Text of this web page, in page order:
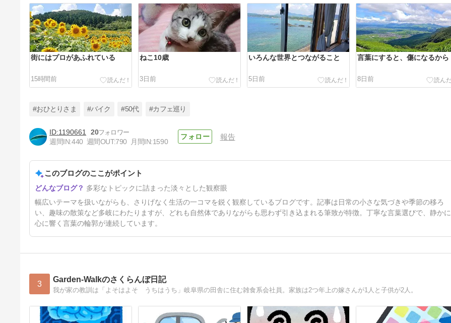
街にはプロがあふれている
15時間前
ねこ10歳
3日前
いろんな世界とつながること
5日前
言葉にすると、傷になるから
8日前
12日前
#おひとりさま #バイク #50代 #カフェ巡り
1190661
20
週間IN:440 週間OUT:790 月間IN:1590
報告
このブログのここがポイント
多彩なトピックに詰まった淡々とした観察眼
幅広いテーマを扱いながらも、さりげなく生活の一コマを鋭く観察しているブログです。記事は日常の小さな気づきや季節の移ろ
い、趣味の散策など多岐にわたりますが、どれも自然体でありながらも思わず引き込まれる筆致が特徴。丁寧な言葉選びで、静かに
心に響く言葉の輪郭が連続しています。
3 Garden-Walkのさくらんぼ日記
我が家の教訓は「よそはよそ うちはうち」岐阜県の田舎に住む雑食系会社員。家族は2つ年上の嫁さんが1人と子供が2人。